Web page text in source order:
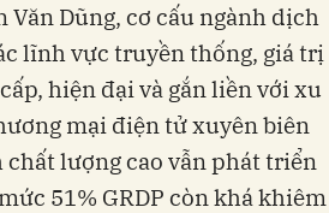
Dũng, cơ cấu ngành dịch
lĩnh vực truyền thống, giá trị
hiện đại và gắn liền với xu
mại điện tử xuyên biên
lượng cao vẫn phát triển
51% GRDP còn khá khiêm